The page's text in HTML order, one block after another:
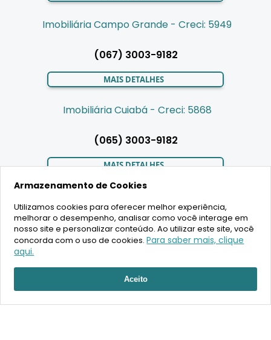
RECEBER ATENDIMENTO
Imobiliária Campo Grande - Creci: 5949
(067) 3003-9182
MAIS DETALHES
Imobiliária Cuiabá - Creci: 5868
(065) 3003-9182
MAIS DETALHES
LIGAMOS PARA VOCÊ
2020 Copyright - BR House Inteligência Imobiliária LTDA -
16.630.405/0001-43 - CRECI 19701 - Todos os direitos reservados
Armazenamento de Cookies
Utilizamos cookies para oferecer melhor experiência,
melhorar o desempenho, analisar como você interage em
nosso site e personalizar conteúdo. Ao utilizar este site, você
concorda com o uso de cookies.Para saber mais, clique
aqui.
Aceito